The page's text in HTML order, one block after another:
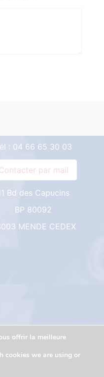
: 04 66 65 30 03
Bd des Capucins
BP 80092
MENDE CEDEX
offrir la meilleure
cookies we are using or